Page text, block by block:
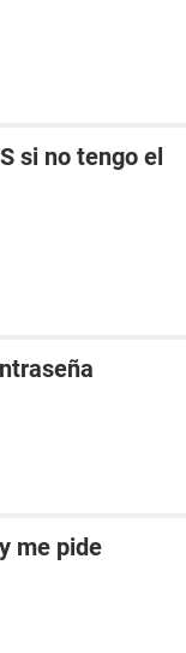
si no tengo el
me pide